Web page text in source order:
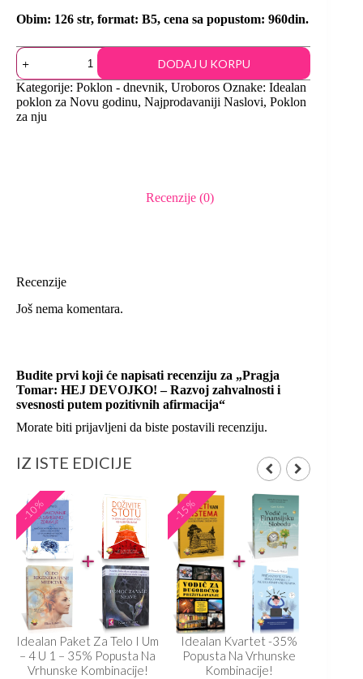
Obim: 126 str, format: B5, cena sa popustom: 960din.
DODAJ U KORPU
Kategorije: Poklon - dnevnik, Uroboros Oznake: Idealan
poklon za Novu godinu, Najprodavaniji Naslovi, Poklon
za nju
Recenzije (0)
Recenzije
Još nema komentara.
Budite prvi koji će napisati recenziju za „Pragja
Tomar: HEJ DEVOJKO! – Razvoj zahvalnosti i
svesnosti putem pozitivnih afirmacija“
Morate biti prijavljeni da biste postavili recenziju.
IZ ISTE EDICIJE
-10%
Idealan Paket Za Telo I Um
– 4 U 1 – 35% Popusta Na
Vrhunske Kombinacije!
-15%
Idealan Kvartet -35%
Popusta Na Vrhunske
Kombinacije!